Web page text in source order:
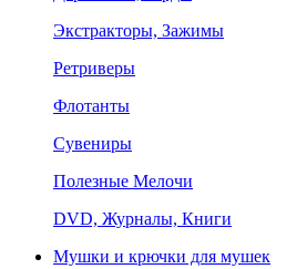
Экстракторы, Зажимы
Ретриверы
Флотанты
Сувениры
Полезные Мелочи
DVD, Журналы, Книги
Мушки и крючки для мушек